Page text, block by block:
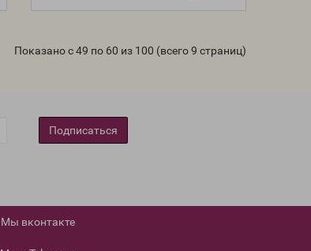
Показано с 49 по 60 из 100 (всего 9 страниц)
Подписаться
Мы вконтакте